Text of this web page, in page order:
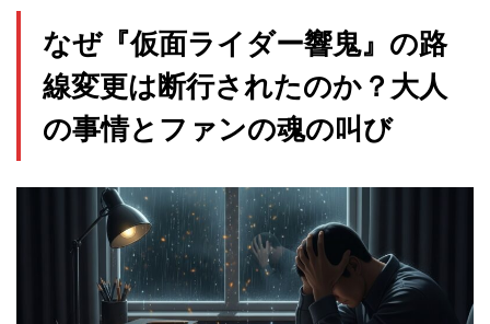
なぜ『仮面ライダー響鬼』の路
線変更は断行されたのか？大人
の事情とファンの魂の叫び